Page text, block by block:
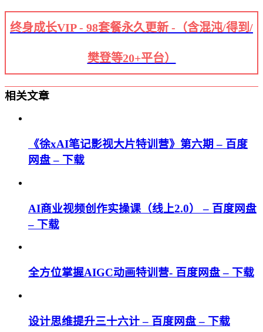
终身成长VIP - 98套餐永久更新 -（含混沌/得到/
樊登等20+平台）
相关文章
《徐xAI笔记影视大片特训营》第六期 – 百度
网盘 – 下载
AI商业视频创作实操课（线上2.0） – 百度网盘
– 下载
全方位掌握AIGC动画特训营- 百度网盘 – 下载
设计思维提升三十六计 – 百度网盘 – 下载